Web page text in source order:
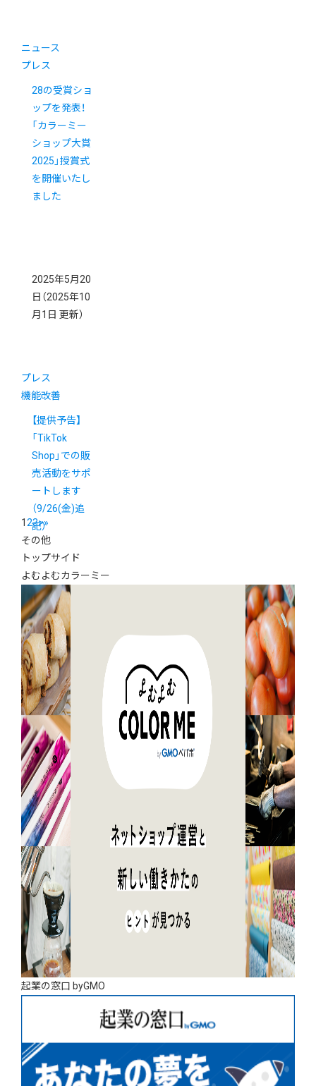
ニュース
プレス
28の受賞ショ
ップを発表！
「カラーミー
ショップ大賞
2025」授賞式
を開催いたし
ました
2025年5月20
日 （2025年10
月1日 更新）
プレス
機能改善
【提供予告】
「TikTok
Shop」での販
売活動をサポ
ートします
（9/26(金)追
記）
123>»
その他
トップサイド
よむよむカラーミー
起業の窓口 byGMO